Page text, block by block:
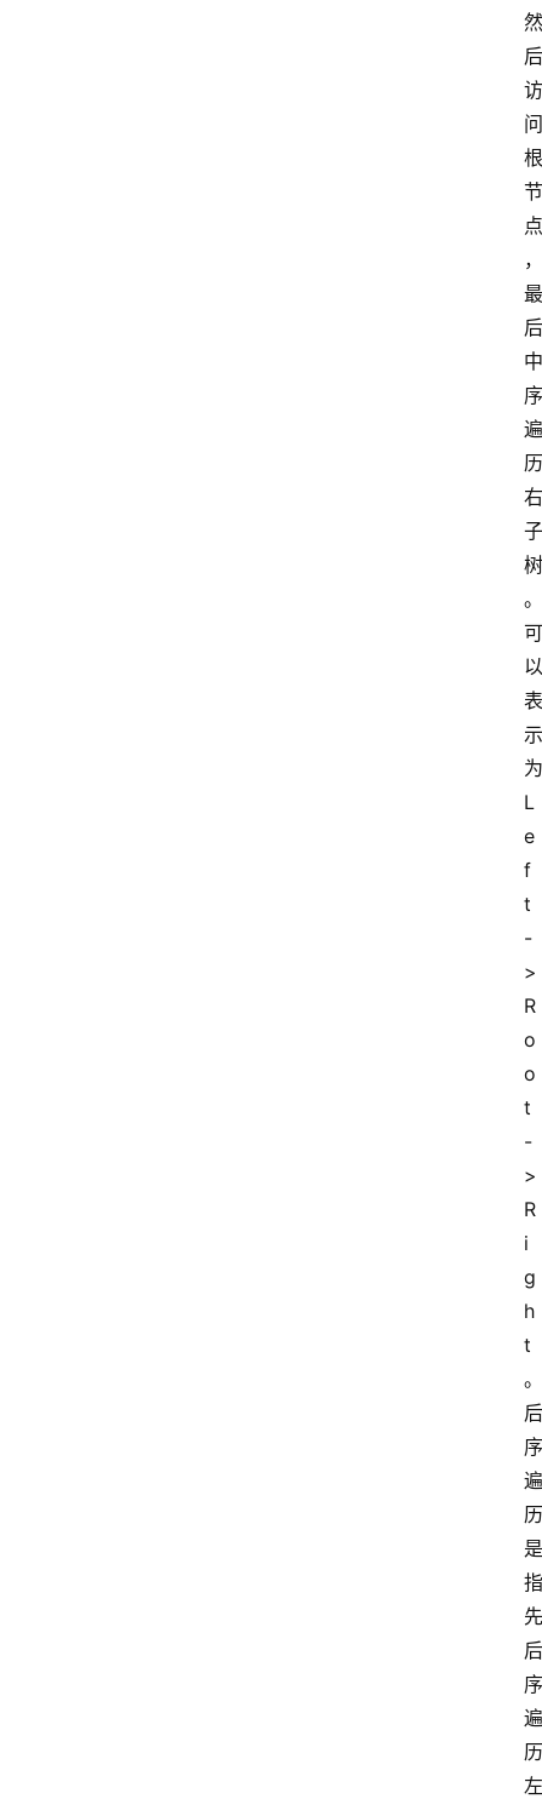
然
后
访
问
根
节
点
，
最
后
中
序
遍
历
右
子
树
。
可
以
表
示
为
L
e
f
t
-
>
R
o
o
t
-
>
R
i
g
h
t
。
后
序
遍
历
是
指
先
后
序
遍
历
左